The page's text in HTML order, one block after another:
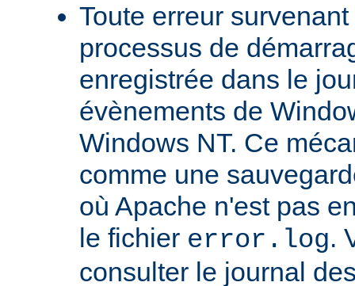
Toute erreur
processus de
enregistrée dans le
évènements de
Windows NT. Ce
comme une
où Apache n'est pas
le fichier error.log.
consulter le journal